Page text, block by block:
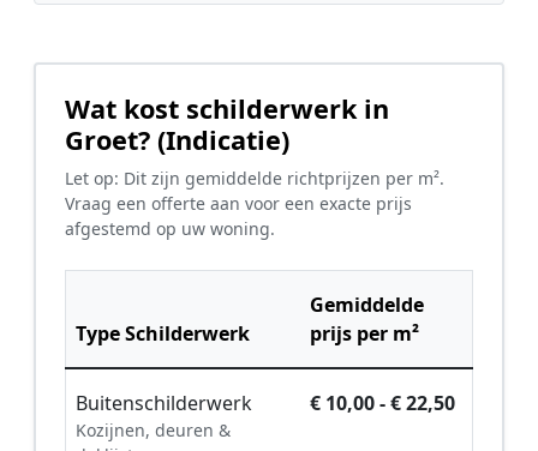
Wat kost schilderwerk in
Groet? (Indicatie)
Let op: Dit zijn gemiddelde richtprijzen per m².
Vraag een offerte aan voor een exacte prijs
afgestemd op uw woning.
Type Schilderwerk
Gemiddelde
prijs per m²
Buitenschilderwerk
Kozijnen, deuren &
€ 10,00 - € 22,50